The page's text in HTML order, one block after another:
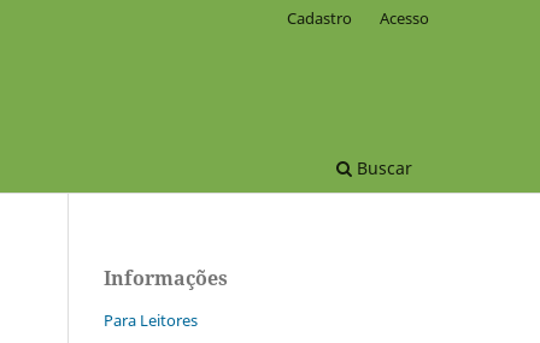
Buscar
Cadastro Acesso
Informações
Para Leitores